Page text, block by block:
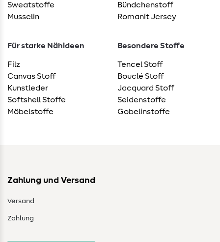
Sweatstoffe
Musselin
Bündchenstoff
Romanit Jersey
Für starke Nähideen
Filz
Canvas Stoff
Kunstleder
Softshell Stoffe
Möbelstoffe
Besondere Stoffe
Tencel Stoff
Bouclé Stoff
Jacquard Stoff
Seidenstoffe
Gobelinstoffe
Zahlung und Versand
Versand
Zahlung